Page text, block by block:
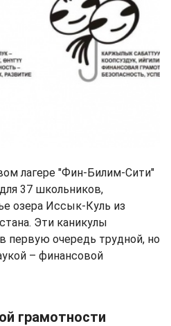
лагере "Фин-Билим-Сити"
37 школьников,
озера Иссык-Куль из
Эти каникулы
первую очередь трудной, но
– финансовой
грамотности